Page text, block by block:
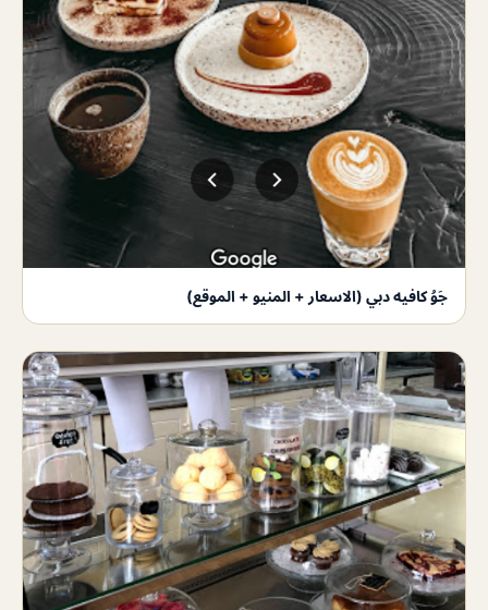
جَوُ كافيه دبي (الاسعار + المنيو + الموقع)